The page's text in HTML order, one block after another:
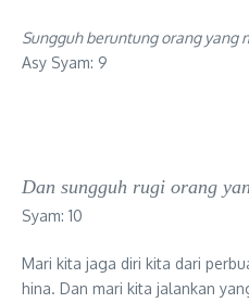
Sungguh beruntung orang yang
Asy Syam: 9
Dan sungguh rugi orang
Syam: 10
Mari kita jaga diri kita dari
hina. Dan mari kita jalankan